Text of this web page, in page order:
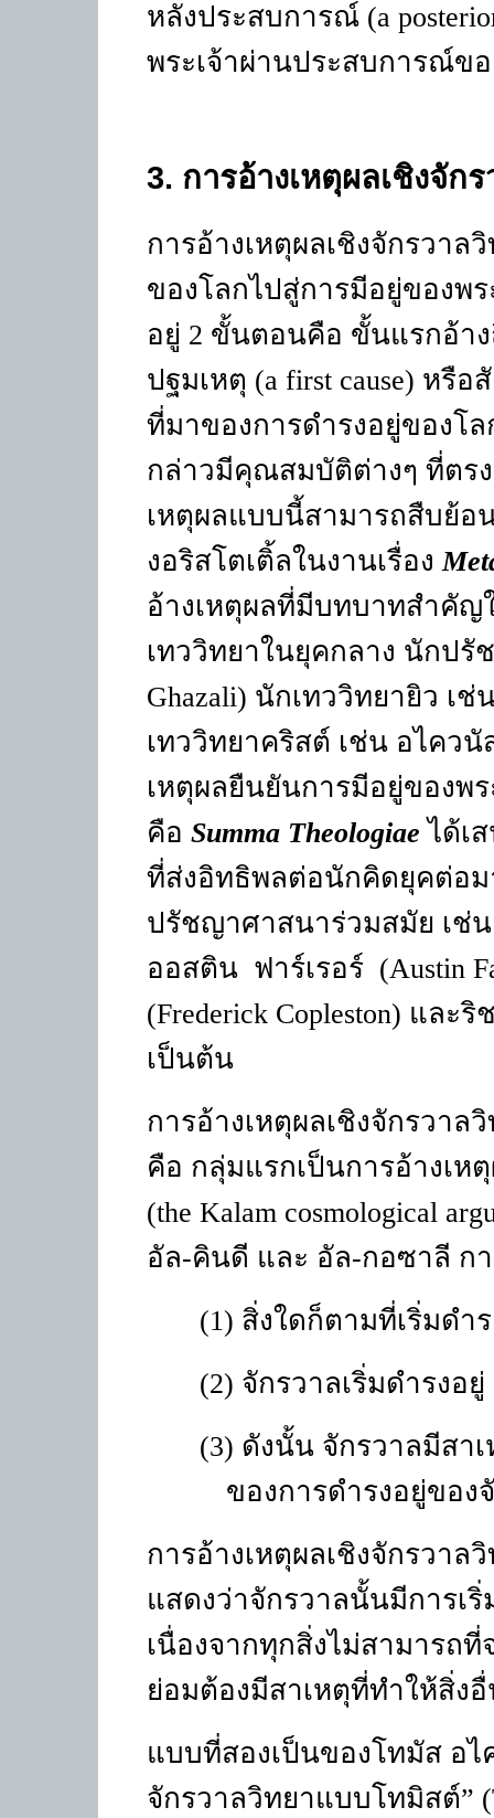
หลังประสบการณ์ (a
พระเจ้าผ่านประสบการณ์ข
3. การอ้างเหตุผลเชิงจัก
การอ้างเหตุผลเชิงจักรวาล
ของโลกไปสู่การมีอยู่ของพ
อยู่ 2 ขั้นตอนคือ ขั้นแรกอ้า
ปฐมเหตุ (a first cause) หรือ
ที่มาของการดำรงอยู่ของโ
กล่าวมีคุณสมบัติต่างๆ ที่ตรง
เหตุผลแบบนี้สามารถสืบย้อ
งอริสโตเติ้ลในงานเรื่อง
อ้างเหตุผลที่มีบทบาทสำคั
เทววิทยาในยุคกลาง นักป
Ghazali) นักเทววิทยายิว เช่
เทววิทยาคริสต์ เช่น อไควนั
เหตุผลยืนยันการมีอยู่ของพ
คือ Summa Theologiae ได้เ
ที่ส่งอิทธิพลต่อนักคิดยุคต่อม
ปรัชญาศาสนาร่วมสมัย เช่
ออสติน ฟาร์เรอร์ (Austin
(Frederick Copleston) และริ
เป็นต้น
การอ้างเหตุผลเชิงจักรวา
คือ กลุ่มแรกเป็นการอ้างเห
(the Kalam cosmological
อัล-คินดี และ อัล-กอซาลี ก
(1) สิ่งใดก็ตามที่เริ่มดำ
(2) จักรวาลเริ่มดำรงอยู่
(3) ดังนั้น จักรวาลมีสา
ของการดำรงอยู่ของ
การอ้างเหตุผลเชิงจักรวา
แสดงว่าจักรวาลนั้นมีการ
เนื่องจากทุกสิ่งไม่สามารถ
ย่อมต้องมีสาเหตุที่ทำให้สิ่ง
แบบที่สองเป็นของโทมัส อไ
จักรวาลวิทยาแบบโทมิสต์” (